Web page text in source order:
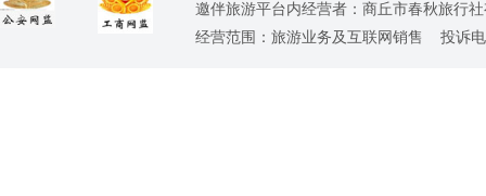
邀伴旅游平台内经营者：商丘市春秋旅行
经营范围：旅游业务及互联网销售 投诉